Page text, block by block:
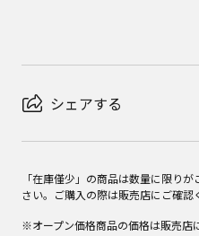
シェアする
「在庫僅少」の商品は数量に限り
さい。ご購入の際は販売店にご確認
※オープン価格商品の価格は販売店